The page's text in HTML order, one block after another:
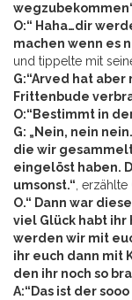
O:“ Haha…dir
machen wenn es
und tippelte mit
G:“Arved hat
Frittenbude
O:“Bestimmt in
G: „Nein, nein
die wir
eingelöst haben.
umsonst.“, erzählte
O.“ Dann war
viel Glück habt ihr
werden wir mit
ihr euch dann mit
den ihr noch so
A:“Das ist der